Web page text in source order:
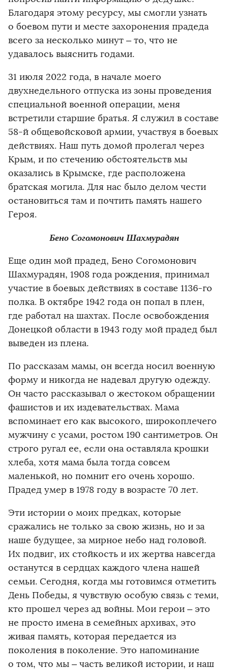
Благодаря этому ресурсу, мы смогли узнать
о боевом пути и месте захоронения прадеда
всего за несколько минут – то, что не
удавалось выяснить годами.
31 июля 2022 года, в начале моего
двухнедельного отпуска из зоны проведения
специальной военной операции, меня
встретили старшие братья. Я служил в составе
58-й общевойсковой армии, участвуя в боевых
действиях. Наш путь домой пролегал через
Крым, и по стечению обстоятельств мы
оказались в Крымске, где расположена
братская могила. Для нас было делом чести
остановиться там и почтить память нашего
Героя.
Бено Согомонович Шахмурадян
Еще один мой прадед, Бено Согомонович
Шахмурадян, 1908 года рождения, принимал
участие в боевых действиях в составе 1136-го
полка. В октябре 1942 года он попал в плен,
где работал на шахтах. После освобождения
Донецкой области в 1943 году мой прадед был
выведен из плена.
По рассказам мамы, он всегда носил военную
форму и никогда не надевал другую одежду.
Он часто рассказывал о жестоком обращении
фашистов и их издевательствах. Мама
вспоминает его как высокого, широкоплечего
мужчину с усами, ростом 190 сантиметров. Он
строго ругал ее, если она оставляла крошки
хлеба, хотя мама была тогда совсем
маленькой, но помнит его очень хорошо.
Прадед умер в 1978 году в возрасте 70 лет.
Эти истории о моих предках, которые
сражались не только за свою жизнь, но и за
наше будущее, за мирное небо над головой.
Их подвиг, их стойкость и их жертва навсегда
останутся в сердцах каждого члена нашей
семьи. Сегодня, когда мы готовимся отметить
День Победы, я чувствую особую связь с теми,
кто прошел через ад войны. Мои герои – это
не просто имена в семейных архивах, это
живая память, которая передается из
поколения в поколение. Это напоминание
о том, что мы – часть великой истории, и наш